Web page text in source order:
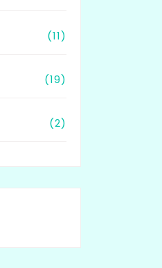
(11)
(19)
(2)